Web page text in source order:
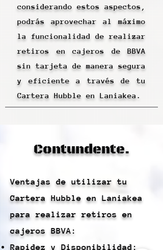
considerando estos aspectos,
podrás aprovechar al máximo
la funcionalidad de realizar
retiros en cajeros de BBVA
sin tarjeta de manera segura
y eficiente a través de tu
Cartera Hubble en Laniakea.
Contundente.
Ventajas de utilizar tu
Cartera Hubble en Laniakea
para realizar retiros en
cajeros BBVA:
Rapidez y Disponibilidad: